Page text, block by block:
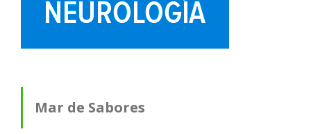
Mar de Sabores